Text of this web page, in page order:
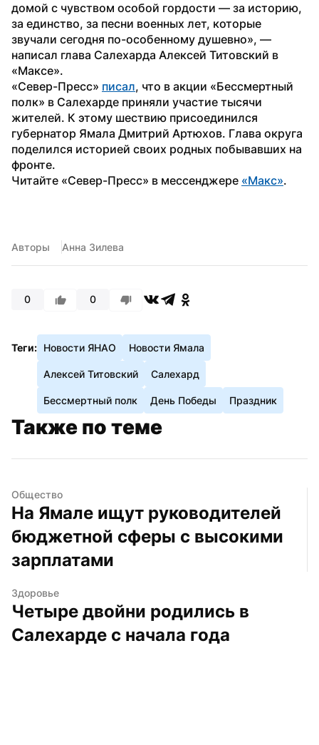
домой с чувством особой гордости — за историю,
за единство, за песни военных лет, которые
звучали сегодня по-особенному душевно», —
написал глава Салехарда Алексей Титовский в
«Максе».
«Север-Пресс» писал, что в акции «Бессмертный
полк» в Салехарде приняли участие тысячи
жителей. К этому шествию присоединился
губернатор Ямала Дмитрий Артюхов. Глава округа
поделился историей своих родных побывавших на
фронте.
Читайте «Север-Пресс» в мессенджере «Макс».
Авторы Анна Зилева
0 0
Теги: Новости ЯНАО Новости Ямала
Алексей Титовский Салехард
Бессмертный полк День Победы Праздник
Также по теме
Общество
На Ямале ищут руководителей
бюджетной сферы с высокими
зарплатами
Здоровье
Четыре двойни родились в
Салехарде с начала года